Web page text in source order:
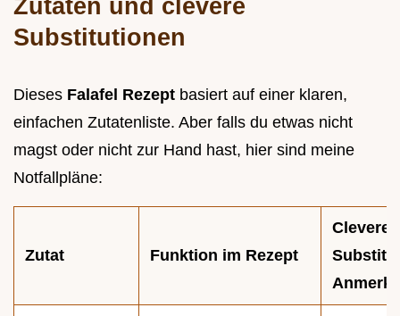
Zutaten und clevere
Substitutionen
Dieses Falafel Rezept basiert auf einer klaren,
einfachen Zutatenliste. Aber falls du etwas nicht
magst oder nicht zur Hand hast, hier sind meine
Notfallpläne:
Zutat Funktion im Rezept
Clevere